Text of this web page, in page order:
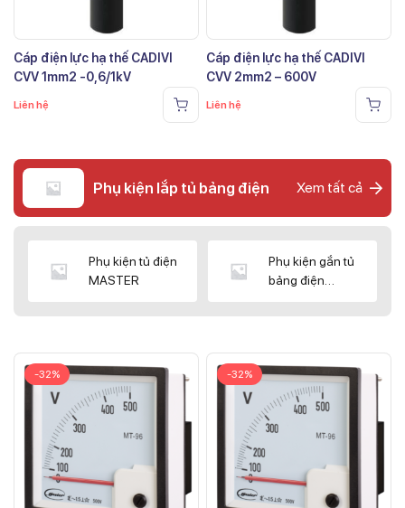
Cáp điện lực hạ thế CADIVI
CVV 1mm2 -0,6/1kV
Liên hệ
Cáp điện lực hạ thế CADIVI
CVV 2mm2 – 600V
Liên hệ
Phụ kiện lắp tủ bảng điện Xem tất cả
Phụ kiện tủ điện
MASTER
Phụ kiện gắn tủ
bảng điện
-32% -32%